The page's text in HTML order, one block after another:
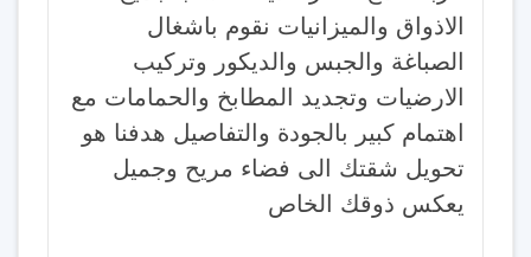
الاذواق والميزانيات نقوم باشغال
الصباغة والجبس والديكور وتركيب
الارضيات وتجديد المطابخ والحمامات مع
اهتمام كبير بالجودة والتفاصيل هدفنا هو
تحويل شقتك الى فضاء مريح وجميل
يعكس ذوقك الخاص